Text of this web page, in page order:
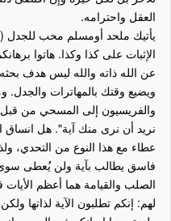
العقل واحترامه.
يأتيك ملحد أومسلم محب للجدل
الإثبات على كذا وكذا. هاتوا
عن الله ذاته والله ليس هدف بحثه
ويضيع وقتك بالمهاترات والجدل.
والفريسيون إلى المسحي من قبل
نريد أن نرى منك آية". هل انساق
عطاء مع هذا النوع من التحدي،
فاسق يطالب بآية ولن يُعطى سوى
الصلب والقيامة هما أعظم الأيات
لهم: إنكم تطلبون الآية لذاتها